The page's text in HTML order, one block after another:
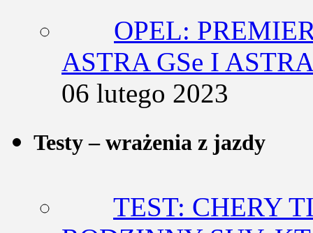
OPEL:
ASTRA GSe I
06 lutego 2023
Testy – wrażenia z jazdy
TEST: CHERY